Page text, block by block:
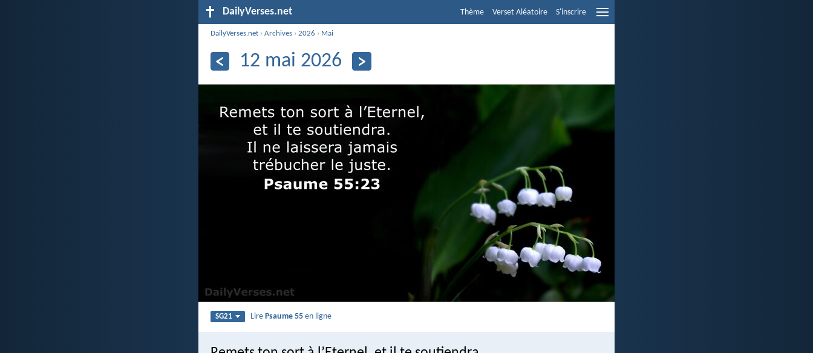
DailyVerses.net Thème Verset Aléatoire S'inscrire
DailyVerses.net ›Archives ›2026 › Mai
12 mai 2026
SG21 LirePsaume 55 en ligne